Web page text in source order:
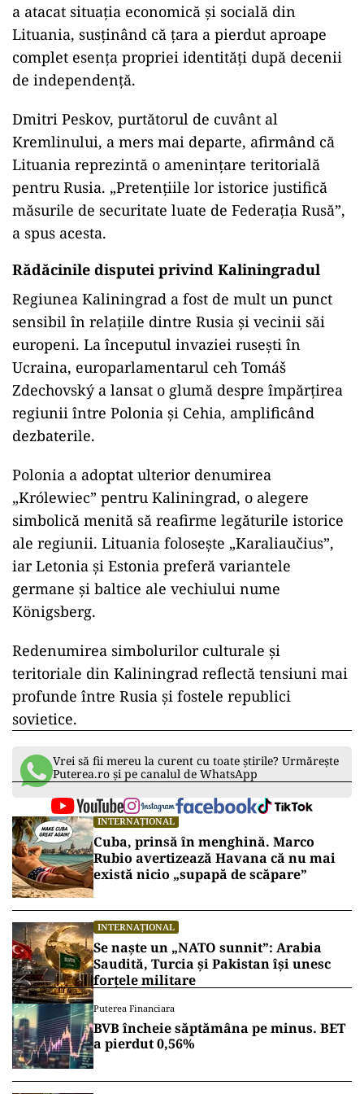
a atacat situația economică și socială din
Lituania, susținând că țara a pierdut aproape
complet esența propriei identități după decenii
de independență.
Dmitri Peskov, purtătorul de cuvânt al
Kremlinului, a mers mai departe, afirmând că
Lituania reprezintă o amenințare teritorială
pentru Rusia. „Pretențiile lor istorice justifică
măsurile de securitate luate de Federația Rusă”,
a spus acesta.
Rădăcinile disputei privind Kaliningradul
Regiunea Kaliningrad a fost de mult un punct
sensibil în relațiile dintre Rusia și vecinii săi
europeni. La începutul invaziei rusești în
Ucraina, europarlamentarul ceh Tomáš
Zdechovský a lansat o glumă despre împărțirea
regiunii între Polonia și Cehia, amplificând
dezbaterile.
Polonia a adoptat ulterior denumirea
„Królewiec” pentru Kaliningrad, o alegere
simbolică menită să reafirme legăturile istorice
ale regiunii. Lituania folosește „Karaliaučius”,
iar Letonia și Estonia preferă variantele
germane și baltice ale vechiului nume
Königsberg.
Redenumirea simbolurilor culturale și
teritoriale din Kaliningrad reflectă tensiuni mai
profunde între Rusia și fostele republici
sovietice.
Vrei să fii mereu la curent cu toate știrile? Urmărește
Puterea.ro și pe canalul de WhatsApp
INTERNAȚIONAL
Cuba, prinsă în menghină. Marco
Rubio avertizează Havana că nu mai
există nicio „supapă de scăpare”
INTERNAȚIONAL
Se naște un „NATO sunnit”: Arabia
Saudită, Turcia și Pakistan își unesc
forțele militare
Puterea Financiara
BVB încheie săptămâna pe minus. BET
a pierdut 0,56%